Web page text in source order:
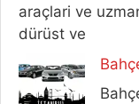
araçlari ve
dürüst ve